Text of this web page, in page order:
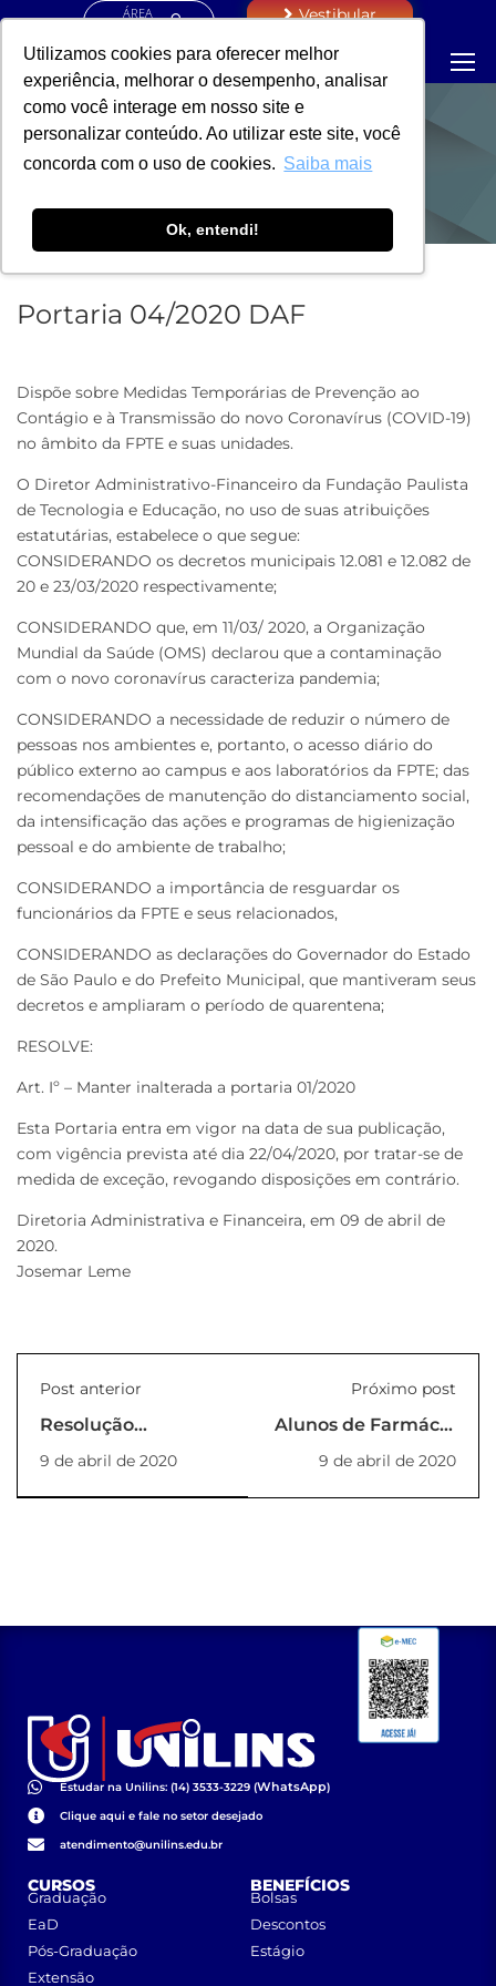
Utilizamos cookies para oferecer melhor
experiência, melhorar o desempenho, analisar
como você interage em nosso site e
personalizar conteúdo. Ao utilizar este site, você
concorda com o uso de cookies. Saiba mais
Ok, entendi!
ÁREA
Vestibular
PORTARIA - DAF
Portaria 04/2020 DAF
Dispõe sobre Medidas Temporárias de Prevenção ao
Contágio e à Transmissão do novo Coronavírus (COVID-19)
no âmbito da FPTE e suas unidades.
O Diretor Administrativo-Financeiro da Fundação Paulista
de Tecnologia e Educação, no uso de suas atribuições
estatutárias, estabelece o que segue:
CONSIDERANDO os decretos municipais 12.081 e 12.082 de
20 e 23/03/2020 respectivamente;
CONSIDERANDO que, em 11/03/ 2020, a Organização
Mundial da Saúde (OMS) declarou que a contaminação
com o novo coronavírus caracteriza pandemia;
CONSIDERANDO a necessidade de reduzir o número de
pessoas nos ambientes e, portanto, o acesso diário do
público externo ao campus e aos laboratórios da FPTE; das
recomendações de manutenção do distanciamento social,
da intensificação das ações e programas de higienização
pessoal e do ambiente de trabalho;
CONSIDERANDO a importância de resguardar os
funcionários da FPTE e seus relacionados,
CONSIDERANDO as declarações do Governador do Estado
de São Paulo e do Prefeito Municipal, que mantiveram seus
decretos e ampliaram o período de quarentena;
RESOLVE:
Art. Iº – Manter inalterada a portaria 01/2020
Esta Portaria entra em vigor na data de sua publicação,
com vigência prevista até dia 22/04/2020, por tratar-se de
medida de exceção, revogando disposições em contrário.
Diretoria Administrativa e Financeira, em 09 de abril de
2020.
Josemar Leme
Post anterior
Resolução
01/2020_VR
9 de abril de 2020
Próximo post
Alunos de Farmácia
produzem álcool
em gel
9 de abril de 2020
Estudar na Unilins: (14) 3533-3229 (WhatsApp)
Clique aqui e fale no setor desejado
atendimento@unilins.edu.br
CURSOS
Graduação
EaD
Pós-Graduação
Extensão
BENEFÍCIOS
Bolsas
Descontos
Estágio